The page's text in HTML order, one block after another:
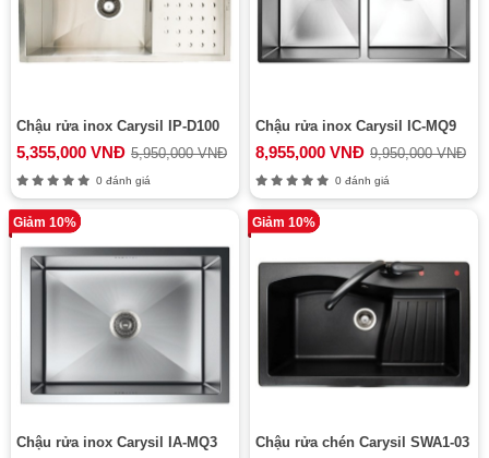
Chậu rửa inox Carysil IP-D100
5,355,000 VNĐ 5,950,000 VNĐ
0 đánh giá
Chậu rửa inox Carysil IC-MQ9
8,955,000 VNĐ 9,950,000 VNĐ
0 đánh giá
Giảm 10%
Chậu rửa inox Carysil IA-MQ3
Giảm 10%
Chậu rửa chén Carysil SWA1-03